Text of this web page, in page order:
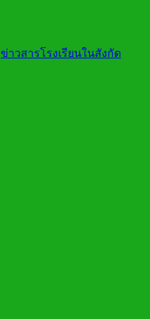
ข่าวสารโรงเรียนในสังกัด